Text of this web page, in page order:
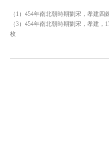
（1）454年南北朝時期劉宋，孝建
（3）454年南北朝時期劉宋，孝建
枚